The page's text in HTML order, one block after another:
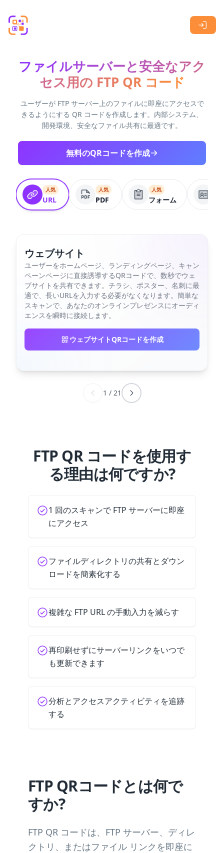
ファイルサーバーと安全なアク
セス用の FTP QR コード
ユーザーが FTP サーバー上のファイルに即座にアクセスで
きるようにする QR コードを作成します。内部システム、
開発環境、安全なファイル共有に最適です。
無料のQRコードを作成
人気
URL
人気
PDF
人気
フォーム
ウェブサイト
ユーザーをホームページ、ランディングページ、キャン
ペーンページに直接誘導するQRコードで、数秒でウェ
ブサイトを共有できます。チラシ、ポスター、名刺に最
適で、長いURLを入力する必要がなくなります。簡単な
スキャンで、あなたのオンラインプレゼンスにオーディ
エンスを瞬時に接続します。
ウェブサイトQRコードを作成
1 / 21
FTP QR コードを使用す
る理由は何ですか?
1 回のスキャンで FTP サーバーに即座
にアクセス
ファイルディレクトリの共有とダウン
ロードを簡素化する
複雑な FTP URL の手動入力を減らす
再印刷せずにサーバーリンクをいつで
も更新できます
分析とアクセスアクティビティを追跡
する
FTP QRコードとは何で
すか?
FTP QR コードは、FTP サーバー、ディレ
クトリ、またはファイル リンクを即座に